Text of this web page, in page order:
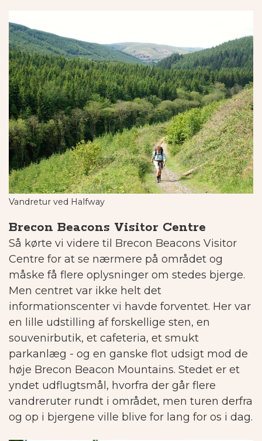
Vandretur ved Halfway
Brecon Beacons Visitor Centre
Så kørte vi videre til Brecon Beacons Visitor
Centre for at se nærmere på området og
måske få flere oplysninger om stedes bjerge.
Men centret var ikke helt det
informationscenter vi havde forventet. Her var
en lille udstilling af forskellige sten, en
souvenirbutik, et cafeteria, et smukt
parkanlæg - og en ganske flot udsigt mod de
høje Brecon Beacon Mountains. Stedet er et
yndet udflugtsmål, hvorfra der går flere
vandreruter rundt i området, men turen derfra
og op i bjergene ville blive for lang for os i dag.